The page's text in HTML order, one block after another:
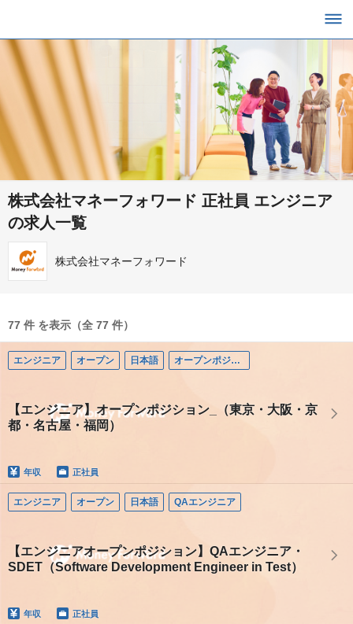
株式会社マネーフォワード 正社員 エンジニア
の求人一覧
株式会社マネーフォワード
77 件 を表示（全 77 件）
エンジニア オープン 日本語 オープンポジション（エンジニア）
【エンジニア】オープンポジション_（東京・大阪・京
都・名古屋・福岡）
年収 正社員
エンジニア オープン 日本語 QAエンジニア
【エンジニアオープンポジション】QAエンジニア・
SDET（Software Development Engineer in Test）
年収 正社員